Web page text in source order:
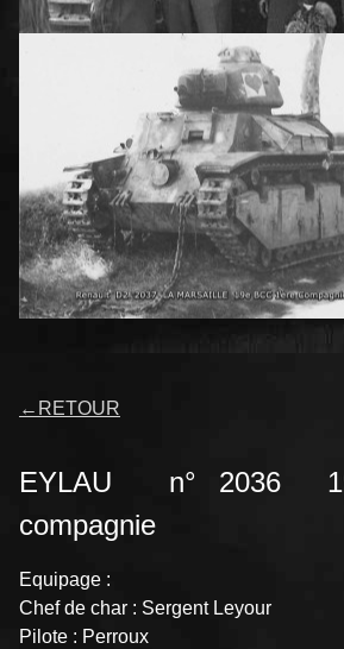
← RETOUR
EYLAU n° 2036
compagnie
Equipage :
Chef de char : Sergent Leyour
Pilote : Perroux